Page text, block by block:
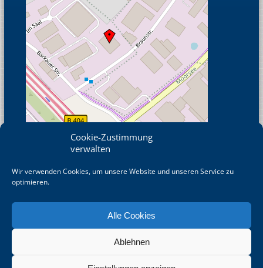
Cookie-Zustimmung
verwalten
Wir verwenden Cookies, um unsere Website und unseren Service zu
optimieren.
Alle Cookies
Ablehnen
© OpenStreetMap